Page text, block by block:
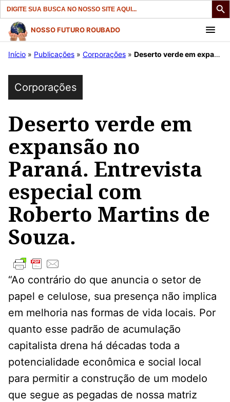
Search
for:
Pular
para
conteúdo
NOSSO FUTURO ROUBADO
Início » Publicações » Corporações » Deserto verde em expansão no Paraná. Entrevista especial com Roberto Martins de Souza.
Corporações
Deserto verde em
expansão no
Paraná. Entrevista
especial com
Roberto Martins de
Souza.
“Ao contrário do que anuncia o setor de
papel e celulose, sua presença não implica
em melhoria nas formas de vida locais. Por
quanto esse padrão de acumulação
capitalista drena há décadas toda a
potencialidade econômica e social local
para permitir a construção de um modelo
que segue as pegadas de nossa matriz